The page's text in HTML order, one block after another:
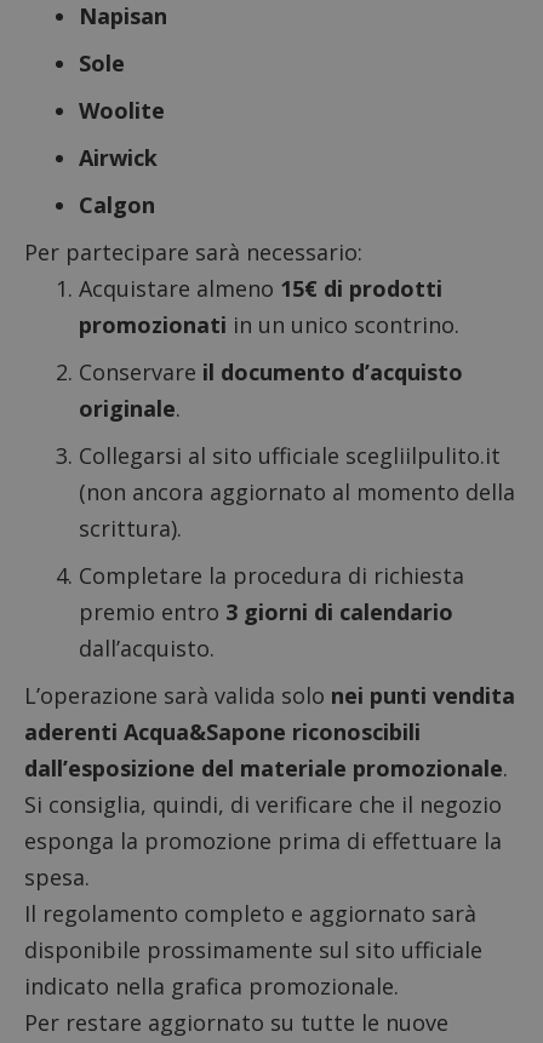
Napisan
Sole
Woolite
Airwick
Calgon
Per partecipare sarà necessario:
Acquistare almeno 15€ di prodotti
promozionati in un unico scontrino.
Conservare il documento d’acquisto
originale.
Collegarsi al sito ufficiale scegliilpulito.it
(non ancora aggiornato al momento della
scrittura).
Completare la procedura di richiesta
premio entro 3 giorni di calendario
dall’acquisto.
L’operazione sarà valida solo nei punti vendita
aderenti Acqua&Sapone riconoscibili
dall’esposizione del materiale promozionale.
Si consiglia, quindi, di verificare che il negozio
esponga la promozione prima di effettuare la
spesa.
Il regolamento completo e aggiornato sarà
disponibile prossimamente sul sito ufficiale
indicato nella grafica promozionale.
Per restare aggiornato su tutte le nuove